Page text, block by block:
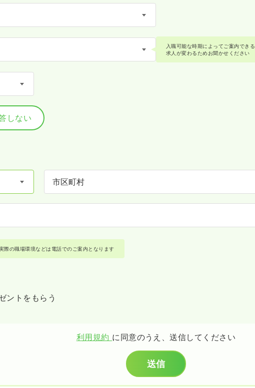
入職可能な時期によってご案内できる
求人が変わるためお聞かせください
しない
際の職場環境などは電話でのご案内となります
ントをもらう
利用規約 に同意のうえ、送信してください
送信